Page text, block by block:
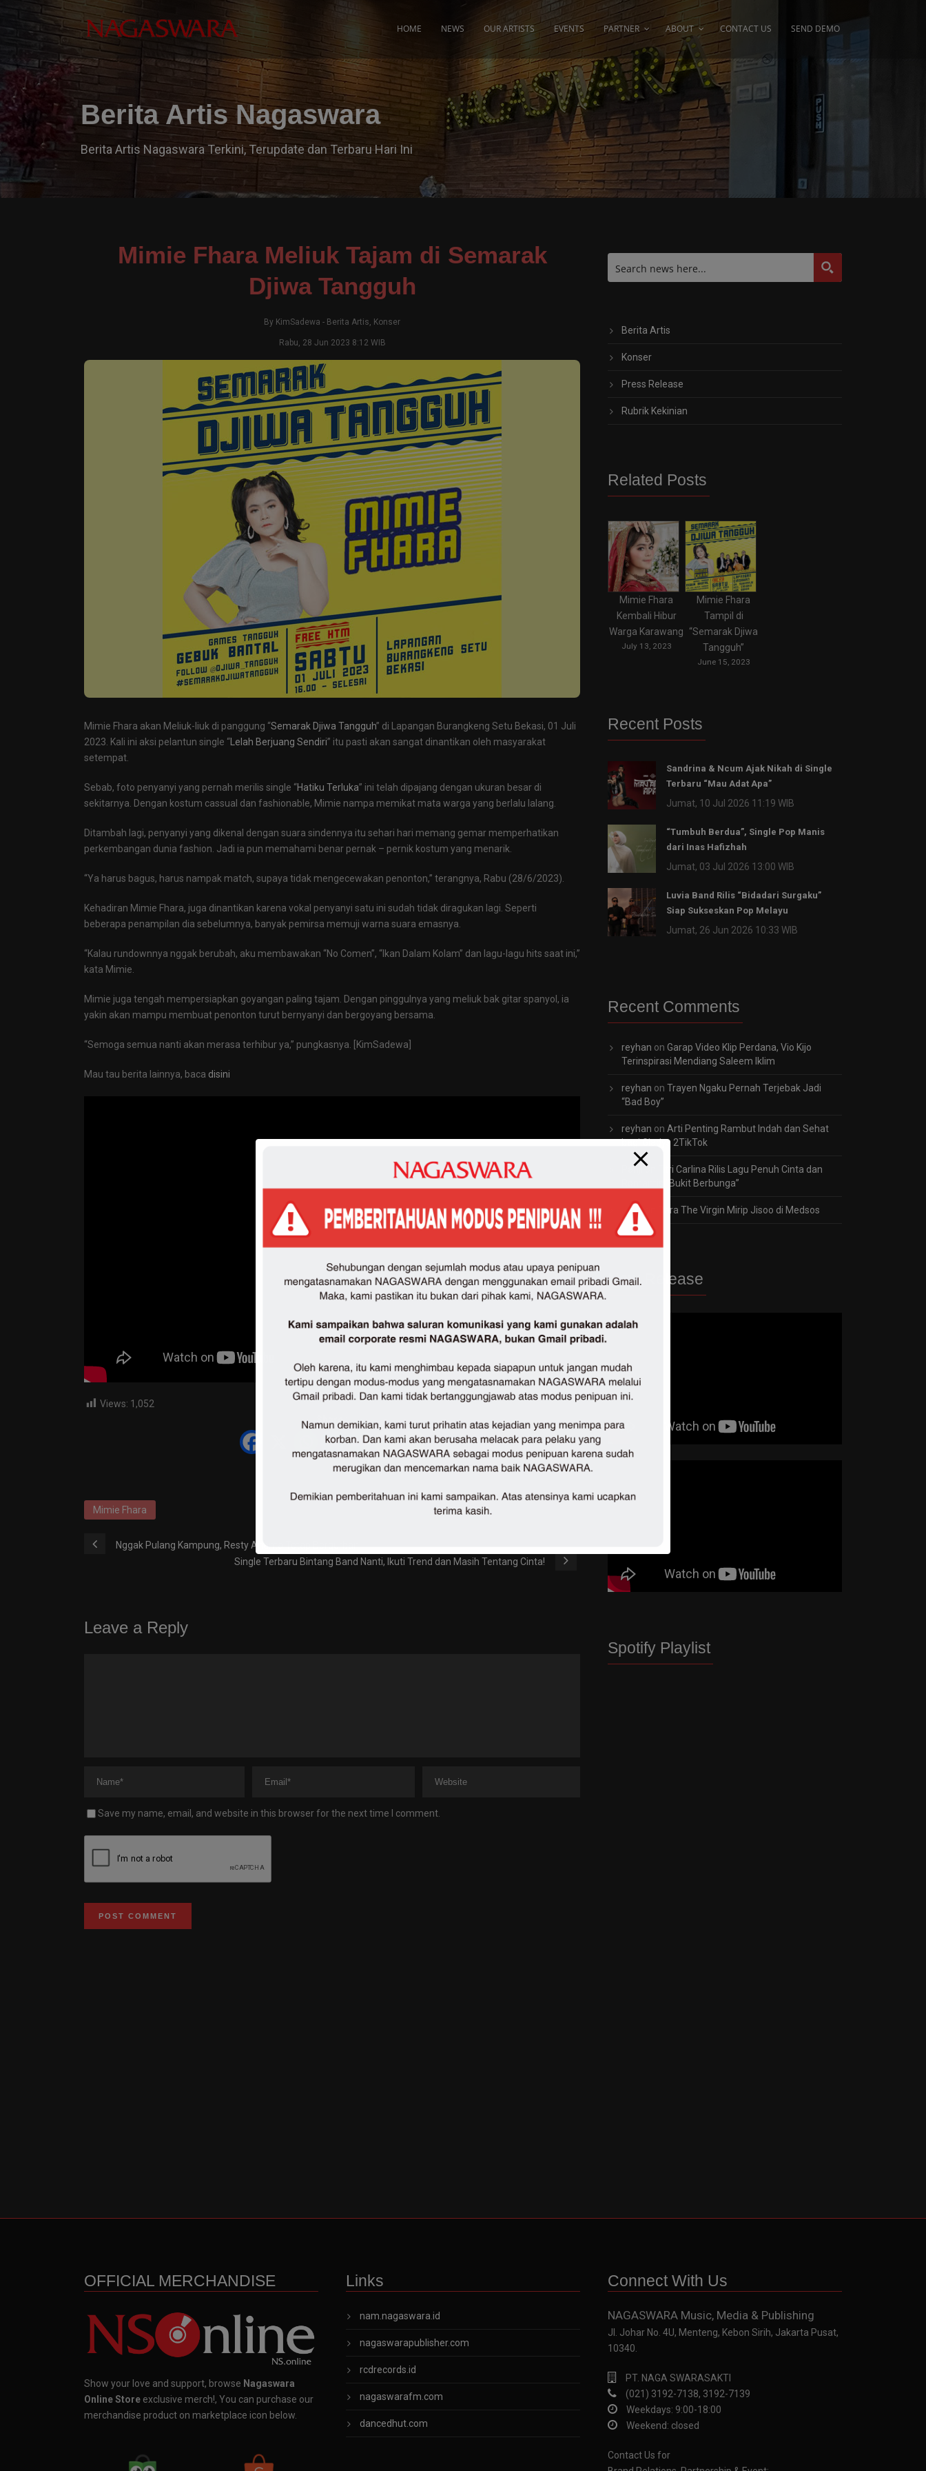
HOME NEWS OUR ARTISTS EVENTS PARTNER ABOUT CONTACT US SEND DEMO
Berita Artis Nagaswara
Berita Artis Nagaswara Terkini, Terupdate dan Terbaru Hari Ini
Mimie Fhara Meliuk Tajam di Semarak
Djiwa Tangguh
By KimSadewa - Berita Artis, Konser
Rabu, 28 Jun 2023 8:12 WIB
Mimie Fhara akan Meliuk-liuk di panggung “Semarak Djiwa Tangguh” di Lapangan Burangkeng Setu Bekasi, 01 Juli
2023. Kali ini aksi pelantun single “ Lelah Berjuang Sendiri” itu pasti akan sangat dinantikan oleh masyarakat
setempat.
Sebab, foto penyanyi yang pernah merilis single “Hatiku Terluka” ini telah dipajang dengan ukuran besar di
sekitarnya. Dengan kostum cassual dan fashionable, Mimie nampa memikat mata warga yang berlalu lalang.
Ditambah lagi, penyanyi yang dikenal dengan suara sindennya itu sehari hari memang gemar memperhatikan
perkembangan dunia fashion. Jadi ia pun memahami benar pernak – pernik kostum yang menarik.
“Ya harus bagus, harus nampak match, supaya tidak mengecewakan penonton,” terangnya, Rabu (28/6/2023).
Kehadiran Mimie Fhara, juga dinantikan karena vokal penyanyi satu ini sudah tidak diragukan lagi. Seperti
beberapa penampilan dia sebelumnya, banyak pemirsa memuji warna suara emasnya.
“Kalau rundownnya nggak berubah, aku membawakan “No Comen”, “Ikan Dalam Kolam” dan lagu-lagu hits saat ini,”
kata Mimie.
Mimie juga tengah mempersiapkan goyangan paling tajam. Dengan pinggulnya yang meliuk bak gitar spanyol, ia
yakin akan mampu membuat penonton turut bernyanyi dan bergoyang bersama.
“Semoga semua nanti akan merasa terhibur ya,” pungkasnya. [KimSadewa]
Mau tau berita lainnya, baca disini
Views: 1,052
Share :
Mimie Fhara
Nggak Pulang Kampung, Resty Ananta Tetap Berqurban
Single Terbaru Bintang Band Nanti, Ikuti Trend dan Masih Tentang Cinta!
Leave a Reply
Save my name, email, and website in this browser for the next time I comment.
Berita Artis
Konser
Press Release
Rubrik Kekinian
Related Posts
Mimie Fhara
Kembali Hibur
Warga Karawang
July 13, 2023
Mimie Fhara
Tampil di
“Semarak Djiwa
Tangguh”
June 15, 2023
Recent Posts
Sandrina & Ncum Ajak Nikah di Single
Terbaru “Mau Adat Apa”
Jumat, 10 Jul 2026 11:19 WIB
“Tumbuh Berdua”, Single Pop Manis
dari Inas Hafizhah
Jumat, 03 Jul 2026 13:00 WIB
Luvia Band Rilis “Bidadari Surgaku”
Siap Sukseskan Pop Melayu
Jumat, 26 Jun 2026 10:33 WIB
Recent Comments
reyhan on Garap Video Klip Perdana, Vio Kijo
Terinspirasi Mendiang Saleem Iklim
reyhan on Trayen Ngaku Pernah Terjebak Jadi
“Bad Boy”
reyhan on Arti Penting Rambut Indah dan Sehat
bagi Gladys 2TikTok
Panji on
Fitri Carlina Rilis Lagu Penuh Cinta dan
Romantis “Bukit Berbunga”
Jaka Dara The Virgin Mirip Jisoo di Medsos
New Release
Spotify Playlist
OFFICIAL MERCHANDISE
Show your love and support, browse Nagaswara
Online Store exclusive merch!, You can purchase our
merchandise product on marketplace icon below.
Links
nam.nagaswara.id
nagaswarapublisher.com
rcdrecords.id
nagaswarafm.com
dancedhut.com
Connect With Us
NAGASWARA Music, Media & Publishing
Jl. Johar No. 4U, Menteng, Kebon Sirih, Jakarta Pusat,
10340.
PT. NAGA SWARASAKTI
(021) 3192-7138, 3192-7139
Weekdays: 9:00-18:00
Weekend: closed
Contact Us for
modal-check